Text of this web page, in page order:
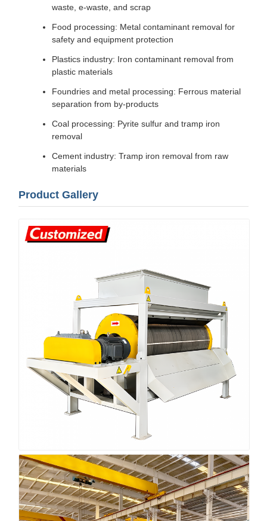
waste, e-waste, and scrap
Food processing: Metal contaminant removal for
safety and equipment protection
Plastics industry: Iron contaminant removal from
plastic materials
Foundries and metal processing: Ferrous material
separation from by-products
Coal processing: Pyrite sulfur and tramp iron
removal
Cement industry: Tramp iron removal from raw
materials
Product Gallery